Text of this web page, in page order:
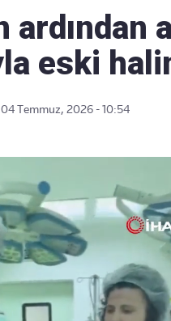
ardından
eski
04 Temmuz, 2026 - 10:54